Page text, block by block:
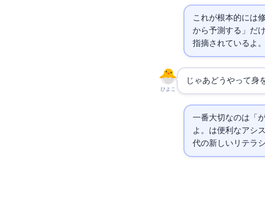
これが根本的には
から予測する」だ
指摘されているよ。
ひよこ
じゃあどうやって身
一番大切なのは「AI
よ。AIは便利なアシ
代の新しいリテラ